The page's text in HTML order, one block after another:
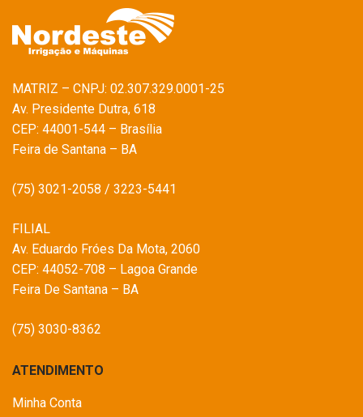
MATRIZ – CNPJ: 02.307.329.0001-25
Av. Presidente Dutra, 618
CEP: 44001-544 – Brasília
Feira de Santana – BA
(75) 3021-2058 / 3223-5441
FILIAL
Av. Eduardo Fróes Da Mota, 2060
CEP: 44052-708 – Lagoa Grande
Feira De Santana – BA
(75) 3030-8362
ATENDIMENTO
Minha Conta